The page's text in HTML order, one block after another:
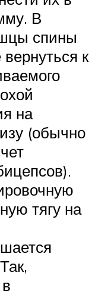
В
спины
к
на
(обычно
тягу на